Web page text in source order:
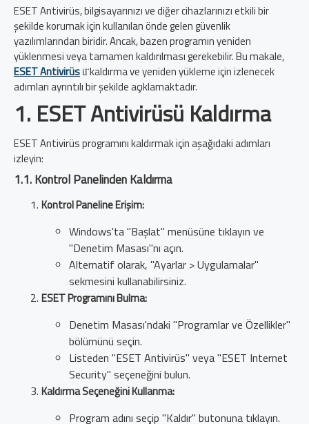
ESET Antivirüs, bilgisayarınızı ve diğer cihazlarınızı etkili bir
şekilde korumak için kullanılan önde gelen güvenlik
yazılımlarından biridir. Ancak, bazen programın yeniden
yüklenmesi veya tamamen kaldırılması gerekebilir. Bu makale,
ESET Antivirüsü̈ kaldırma ve yeniden yükleme için izlenecek
adımları ayrıntılı bir şekilde açıklamaktadır.
1. ESET Antivirüsü Kaldırma
ESET Antivirüs programını kaldırmak için aşağıdaki adımları
izleyin:
1.1. Kontrol Panelinden Kaldırma
Kontrol Paneline Erişim:
Windows'ta "Başlat" menüsüne tıklayın ve
"Denetim Masası"nı açın.
Alternatif olarak, "Ayarlar > Uygulamalar"
sekmesini kullanabilirsiniz.
ESET Programını Bulma:
Denetim Masası'ndaki "Programlar ve Özellikler"
bölümünü seçin.
Listeden "ESET Antivirüs" veya "ESET Internet
Security" seçeneğini bulun.
Kaldırma Seçeneğini Kullanma:
Program adını seçip "Kaldır" butonuna tıklayın.